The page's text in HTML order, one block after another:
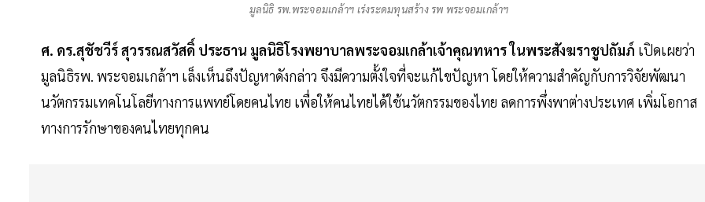
มูลนิธิ รพ.พระจอมเกล้าฯ เร่งระดมทุนสร้าง รพ พระจอมเกล้าฯ
ศ. ดร.สุชัชวีร์ สุวรรณสวัสดิ์ ประธาน มูลนิธิโรงพยาบาลพระจอมเกล้าเจ้าคุณทหาร ในพระสังฆราชูปถัมภ์ เปิดเผยว่า
มูลนิธิรพ. พระจอมเกล้าฯ เล็งเห็นถึงปัญหาดังกล่าว จึงมีความตั้งใจที่จะแก้ไขปัญหา โดยให้ความสำคัญกับการวิจัยพัฒนา
นวัตกรรมเทคโนโลยีทางการแพทย์โดยคนไทย เพื่อให้คนไทยได้ใช้นวัตกรรมของไทย ลดการพึ่งพาต่างประเทศ เพิ่มโอกาส
ทางการรักษาของคนไทยทุกคน